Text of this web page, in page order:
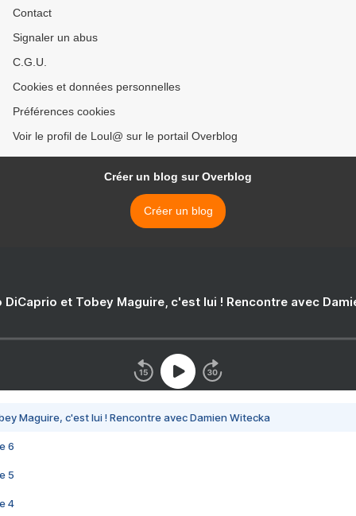
Contact
Signaler un abus
C.G.U.
Cookies et données personnelles
Préférences cookies
Voir le profil de Loul@ sur le portail Overblog
Créer un blog sur Overblog
Créer un blog
DiCaprio et Tobey Maguire, c'est lui ! Rencontre avec
Maguire, c'est lui ! Rencontre avec Damien Witecka
6
5
4